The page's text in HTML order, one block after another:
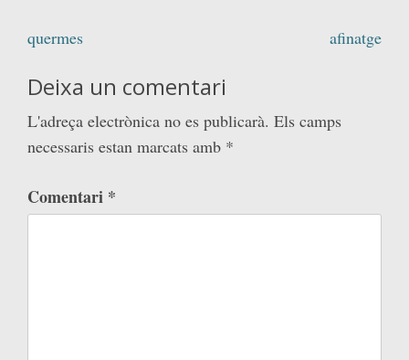
Navegació
quermes afinatge
Deixa un comentari
L'adreça electrònica no es publicarà. Els camps
necessaris estan marcats amb *
Comentari *